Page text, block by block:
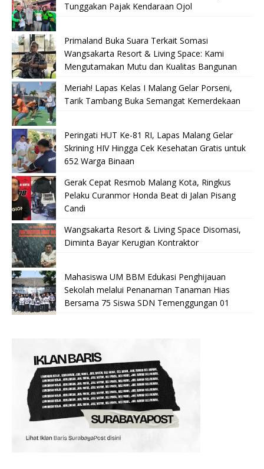
Tunggakan Pajak Kendaraan Ojol
Primaland Buka Suara Terkait Somasi
Wangsakarta Resort & Living Space: Kami
Mengutamakan Mutu dan Kualitas Bangunan
Meriah! Lapas Kelas I Malang Gelar Porseni,
Tarik Tambang Buka Semangat Kemerdekaan
Peringati HUT Ke-81 RI, Lapas Malang Gelar
Skrining HIV Hingga Cek Kesehatan Gratis untuk
652 Warga Binaan
Gerak Cepat Resmob Malang Kota, Ringkus
Pelaku Curanmor Honda Beat di Jalan Pisang
Candi
Wangsakarta Resort & Living Space Disomasi,
Diminta Bayar Kerugian Kontraktor
Mahasiswa UM BBM Edukasi Penghijauan
Sekolah melalui Penanaman Tanaman Hias
Bersama 75 Siswa SDN Temenggungan 01